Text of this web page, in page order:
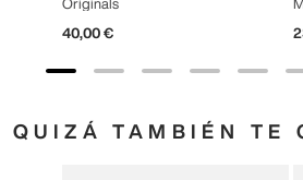
Originals
40,00 €
QUIZÁ TAMBIÉN TE